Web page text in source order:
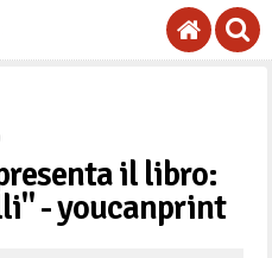
il libro:
- youcanprint